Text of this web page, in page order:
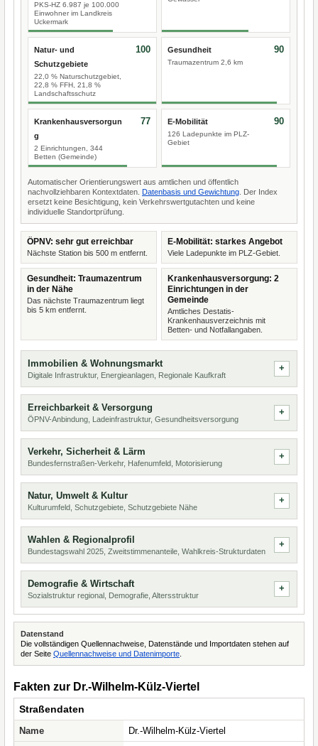
PKS-HZ 6.987 je 100.000
Einwohner im Landkreis
Uckermark
Natur- und
Schutzgebiete
22,0 % Naturschutzgebiet,
22,8 % FFH, 21,8 %
Landschaftsschutz
100 Gesundheit
Traumazentrum 2,6 km
90
Krankenhausversorgun
g
2 Einrichtungen, 344
Betten (Gemeinde)
77 E-Mobilität
126 Ladepunkte im PLZ-
Gebiet
90
Automatischer Orientierungswert aus amtlichen und öffentlich
nachvollziehbaren Kontextdaten. Datenbasis und Gewichtung . Der Index
ersetzt keine Besichtigung, kein Verkehrswertgutachten und keine
individuelle Standortprüfung.
ÖPNV: sehr gut erreichbar
Nächste Station bis 500 m entfernt.
E-Mobilität: starkes Angebot
Viele Ladepunkte im PLZ-Gebiet.
Gesundheit: Traumazentrum
in der Nähe
Das nächste Traumazentrum liegt
bis 5 km entfernt.
Krankenhausversorgung: 2
Einrichtungen in der
Gemeinde
Amtliches Destatis-
Krankenhausverzeichnis mit
Betten- und Notfallangaben.
Immobilien & Wohnungsmarkt
Digitale Infrastruktur, Energieanlagen, Regionale Kaufkraft
Erreichbarkeit & Versorgung
ÖPNV-Anbindung, Ladeinfrastruktur, Gesundheitsversorgung
Verkehr, Sicherheit & Lärm
Bundesfernstraßen-Verkehr, Hafenumfeld, Motorisierung
Natur, Umwelt & Kultur
Kulturumfeld, Schutzgebiete, Schutzgebiete Nähe
Wahlen & Regionalprofil
Bundestagswahl 2025, Zweitstimmenanteile, Wahlkreis-Strukturdaten
Demografie & Wirtschaft
Sozialstruktur regional, Demografie, Altersstruktur
Datenstand
Die vollständigen Quellennachweise, Datenstände und Importdaten stehen auf
der Seite Quellennachweise und Datenimporte
Fakten zur Dr.-Wilhelm-Külz-Viertel
Straßendaten
Name
Dr.-Wilhelm-Külz-Viertel